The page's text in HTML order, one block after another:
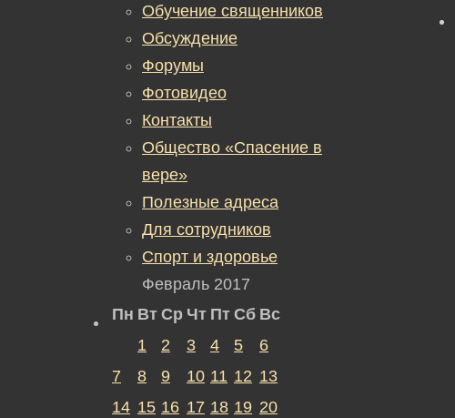
Обучение священников
Обсуждение
Форумы
Фотовидео
Контакты
Общество «Спасение в
вере»
Полезные адреса
Для сотрудников
Спорт и здоровье
Февраль 2017
Пн Вт Ср Чт Пт Сб Вс
1
2 3 4 5
6
7
8 9 10 11 12 13
14 15 16 17 18 19 20